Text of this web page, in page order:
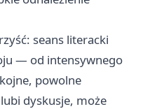
seans literacki
— od intensywnego
powolne
dyskusje, może